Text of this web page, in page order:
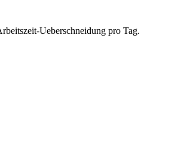
Ueberschneidung pro Tag.